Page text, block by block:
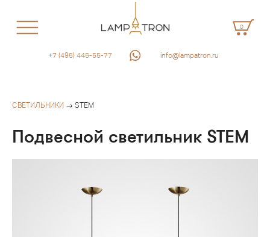
0
+7 (495) 445-55-77 info@lampatron.ru
СВЕТИЛЬНИКИ → STEM
Подвесной светильник STEM